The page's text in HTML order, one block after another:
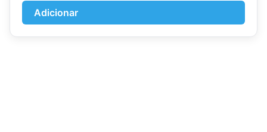
Adicionar